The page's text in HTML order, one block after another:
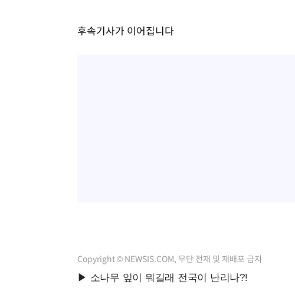
후속기사가 이어집니다
Copyright © NEWSIS.COM, 무단 전재 및 재배포 금지